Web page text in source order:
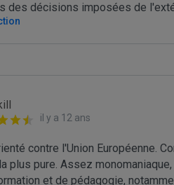
des décisions imposées de
il y a 12 ans
contre l'Union Européenne.
plus pure. Assez
et de pédagogie,